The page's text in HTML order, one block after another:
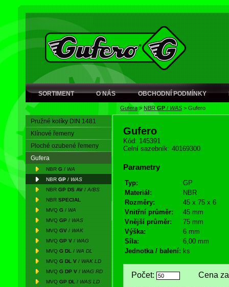
SORTIMENT O NÁS OBCHODNÍ PODMÍNKY
Gufera> NBRGP / WAS > Gufero
Pružné kolíky DIN 1481
Klínové řemeny
Ploché ozubené řemeny
Gufera
NBR G / WA
NBR GP / WAS
NBR GP DS AV / A/BS
NBR SPECIAL
MVQ G / WA
MVQ GP / WAS
MVQ GV / WAK
MVQ GP V / WAG
MVQ G DL / WA DL
MVQ G DL V / WAK LD
MVQ G DP V / WAG RD
MVQ GP DL / WAS LD
Gufero
Kód: 145391
Celní sazebník: 40169300
Parametry
Typ:
GP
Materiál:
NBR
Rozměry:
45 x 75 x 6
Vnitřní průměr:
45 mm
Vnější průměr:
75 mm
Výška:
6 mm
Síla:
6,00 mm
Jednotka / balení: ks
Počet: Cena za